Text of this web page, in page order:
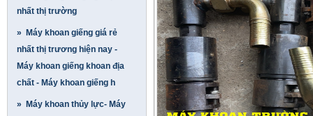
nhất thị trường
» Máy khoan giếng giá rẻ
nhất thị trương hiện nay -
Máy khoan giếng khoan địa
chất - Máy khoan giếng h
» Máy khoan thủy lực- Máy